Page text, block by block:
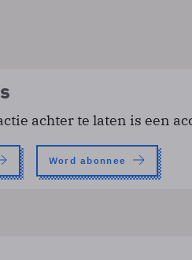
achter te laten is een
Word abonnee